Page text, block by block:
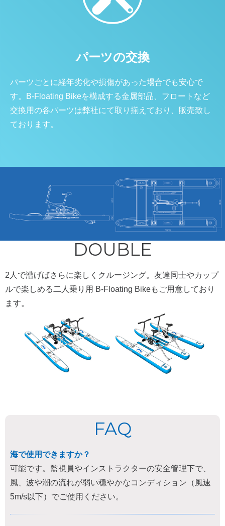
パーツの交換
パーツごとに経年劣化や損傷があった場合でも安心で
す。B-Floating Bikeを構成する金属部品、フロートなど
交換用の各パーツは弊社にて取り揃えており、販売致し
ております。
DOUBLE
2人で漕げばさらに楽しくクルージング。友達同士やカップ
ルで楽しめる二人乗り用 B-Floating Bikeもご用意しており
ます。
FAQ
海で使用できますか？
可能です。監視員やインストラクターの安全管理下で、
風、波や潮の流れが弱い穏やかなコンディション（風速
5m/s以下）でご使用ください。